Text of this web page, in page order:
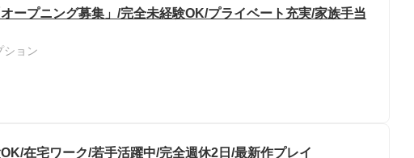
ープニング募集」/完全未経験OK/プライベート充実/家族手当
ション
在宅ワーク/若手活躍中/完全週休2日/最新作プレイ